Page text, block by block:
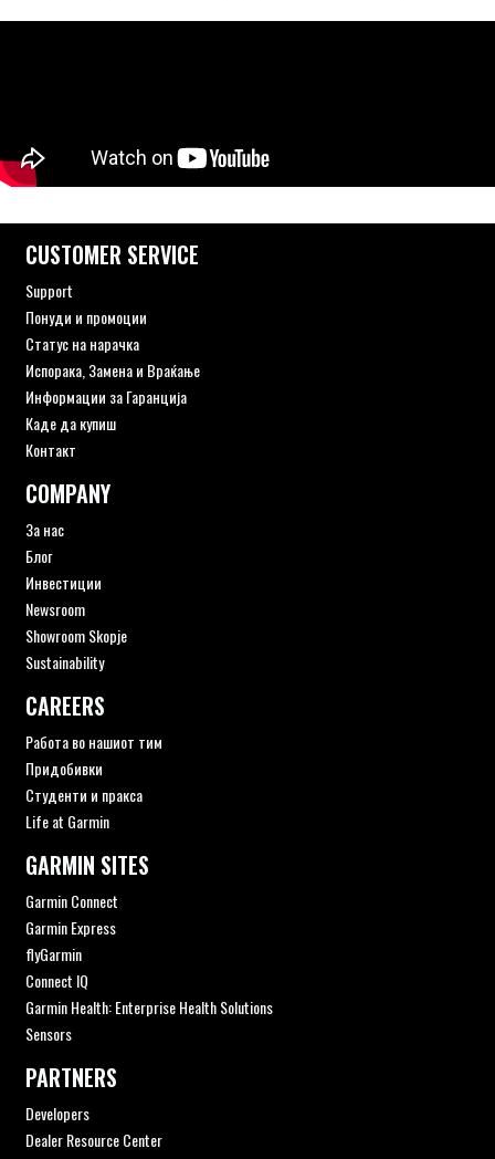
CUSTOMER SERVICE
Support
Понуди и промоции
Статус на нарачка
Испорака, Замена и Враќање
Информации за Гаранција
Каде да купиш
Контакт
COMPANY
За нас
Блог
Инвестиции
Newsroom
Showroom Skopje
Sustainability
CAREERS
Работа во нашиот тим
Придобивки
Студенти и пракса
Life at Garmin
GARMIN SITES
Garmin Connect
Garmin Express
flyGarmin
Connect IQ
Garmin Health: Enterprise Health Solutions
Sensors
PARTNERS
Developers
Dealer Resource Center